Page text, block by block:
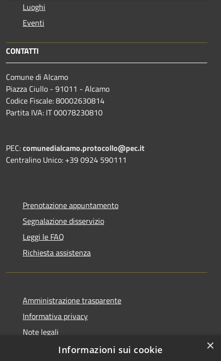
Luoghi
Eventi
CONTATTI
Comune di Alcamo
Piazza Ciullo - 91011 - Alcamo
Codice Fiscale: 80002630814
Partita IVA: IT 00078230810
PEC:comunedialcamo.protocollo@pec.it
Centralino Unico: +39 0924 590111
Prenotazione appuntamento
Segnalazione disservizio
Leggi le FAQ
Richiesta assistenza
Amministrazione trasparente
Informativa privacy
Note legali
Dichiarazione di accessibilità
×
Informazioni sui cookie